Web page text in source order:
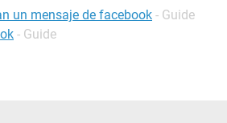
un mensaje de facebook - Guide
- Guide